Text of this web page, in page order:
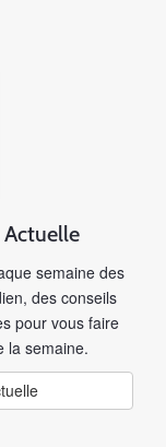
semaine des
des conseils
pour vous faire
la semaine.